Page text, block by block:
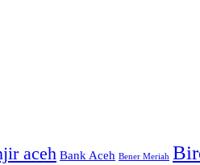
aceh Bank Aceh Bener Meriah